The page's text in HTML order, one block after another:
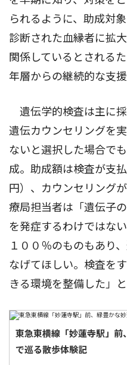
られるように、助成対
診断された血縁者に拡
関係しているとされる
年層からの継続的な支援
遺伝学的検査は主に
遺伝カウンセリングを
ないと選択した場合で
成。助成額は検査が支
円）、カウンセリング
療局担当者は「遺伝子
を発症するわけではな
１００％のものもあり
なげてほしい。検査を
きる環境を整備した」と
東急東横線「妙蓮寺駅」
で巡る散歩体験記